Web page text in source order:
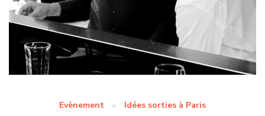
Evènement Idées sorties à Paris